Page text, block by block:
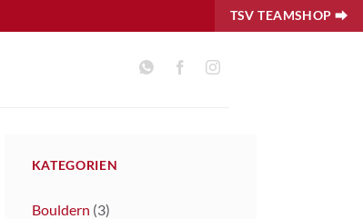
TSV TEAMSHOP ⮕
KATEGORIEN
Bouldern (3)